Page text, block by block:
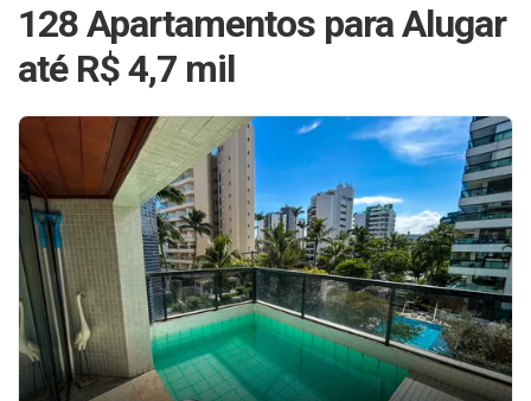
128 Apartamentos para Alugar
até R$ 4,7 mil